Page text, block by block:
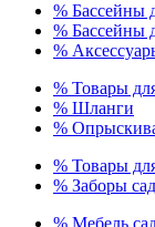
% Бассейны
% Бассейны
%
% Товары
% Шланги
%
% Товары
% Заборы
% Мебель